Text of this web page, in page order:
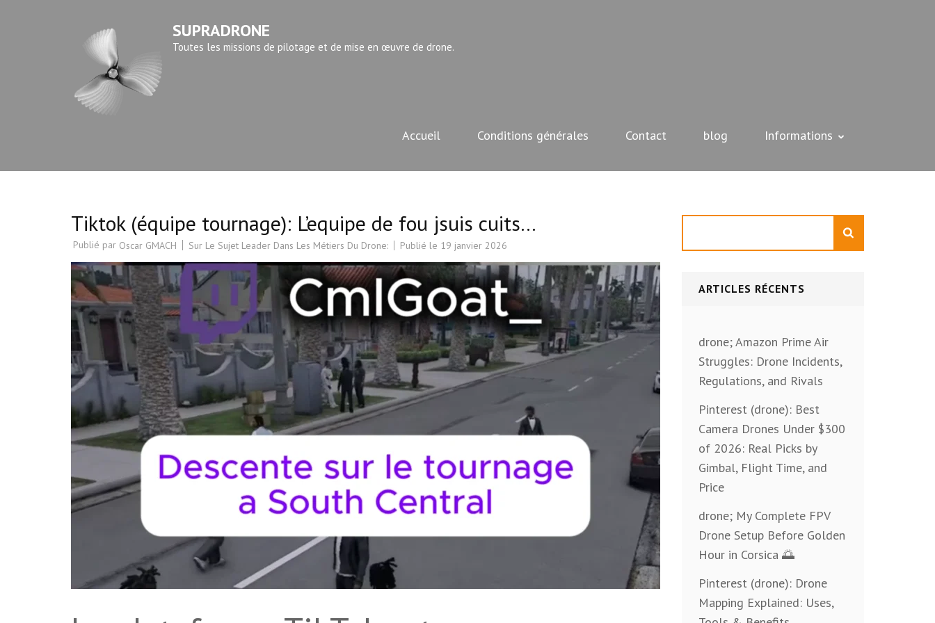
SUPRADRONE
Toutes les missions de pilotage et de mise en œuvre de drone.
Accueil Conditions générales Contact blog Informations
Tiktok (équipe tournage): L’equipe de fou jsuis cuits…​
Publié par Oscar GMACH Sur Le Sujet Leader Dans Les Métiers Du Drone: Publié le 19 janvier 2026
ARTICLES RÉCENTS
drone; Amazon Prime Air
Struggles: Drone Incidents,
Regulations, and Rivals
Pinterest (drone): Best
Camera Drones Under $300
of 2026: Real Picks by
Gimbal, Flight Time, and
Price
drone; My Complete FPV
Drone Setup Before Golden
Hour in Corsica 🌅
Pinterest (drone): Drone
Mapping Explained: Uses,